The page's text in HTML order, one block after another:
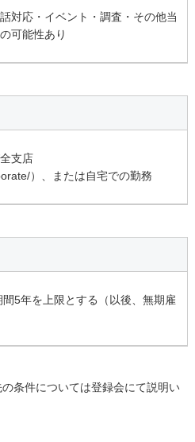
対応・イベント・調査・その他当
可能性あり
支店
）、または自宅での勤務
5年を上限とする（以後、無期雇
条件については登録会にて説明い